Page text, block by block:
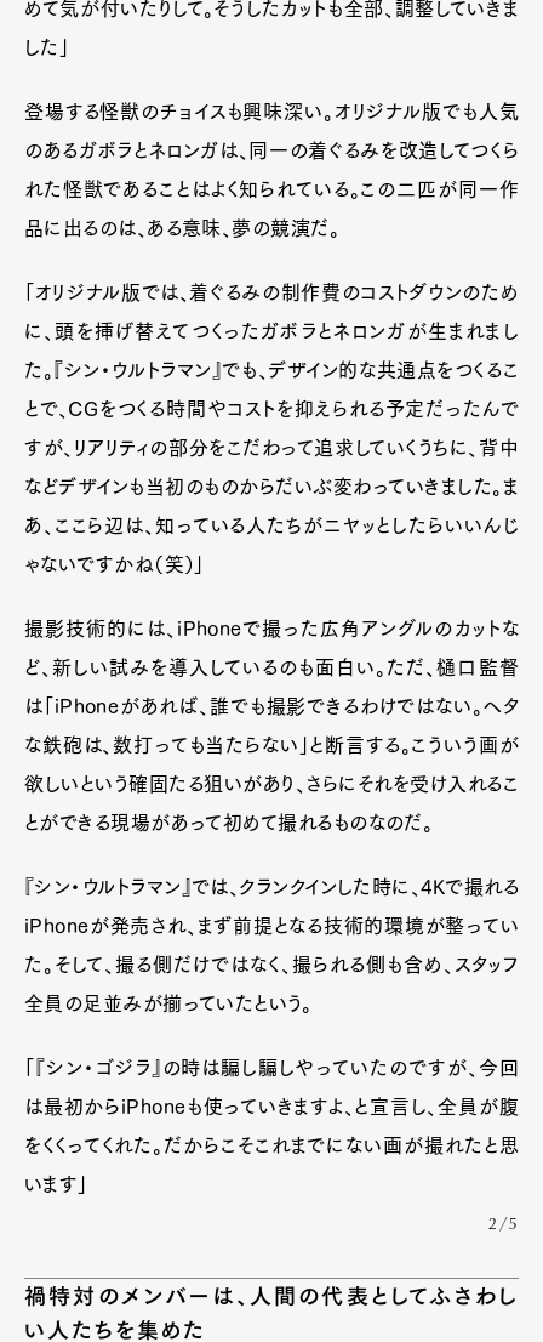
めて気が付いたりして。そうしたカットも全部、調整していきま
した」
登場する怪獣のチョイスも興味深い。オリジナル版でも人気
のあるガボラとネロンガは、同一の着ぐるみを改造してつくら
れた怪獣であることはよく知られている。この二匹が同一作
品に出るのは、ある意味、夢の競演だ。
「オリジナル版では、着ぐるみの制作費のコストダウンのため
に、頭を挿げ替えてつくったガボラとネロンガが生まれまし
た。『シン・ウルトラマン』でも、デザイン的な共通点をつくるこ
とで、CGをつくる時間やコストを抑えられる予定だったんで
すが、リアリティの部分をこだわって追求していくうちに、背中
などデザインも当初のものからだいぶ変わっていきました。ま
あ、ここら辺は、知っている人たちがニヤッとしたらいいんじ
ゃないですかね（笑）」
撮影技術的には、iPhoneで撮った広角アングルのカットな
ど、新しい試みを導入しているのも面白い。ただ、樋口監督
は「iPhoneがあれば、誰でも撮影できるわけではない。ヘタ
な鉄砲は、数打っても当たらない」と断言する。こういう画が
欲しいという確固たる狙いがあり、さらにそれを受け入れるこ
とができる現場があって初めて撮れるものなのだ。
『シン・ウルトラマン』では、クランクインした時に、4Kで撮れる
iPhoneが発売され、まず前提となる技術的環境が整ってい
た。そして、撮る側だけではなく、撮られる側も含め、スタッフ
全員の足並みが揃っていたという。
「『シン・ゴジラ』の時は騙し騙しやっていたのですが、今回
は最初からiPhoneも使っていきますよ、と宣言し、全員が腹
をくくってくれた。だからこそこれまでにない画が撮れたと思
います」
2/5
禍特対のメンバーは、人間の代表としてふさわし
い人たちを集めた